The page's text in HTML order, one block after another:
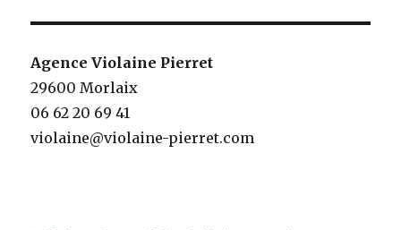
Agence Violaine Pierret
29600 Morlaix
06 62 20 69 41
violaine@violaine-pierret.com